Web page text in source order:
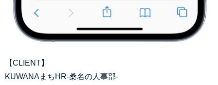
【CLIENT】
KUWANAまちHR-桑名の人事部-